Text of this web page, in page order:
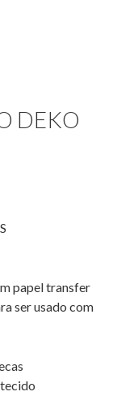
DEKO
papel transfer
ser usado com